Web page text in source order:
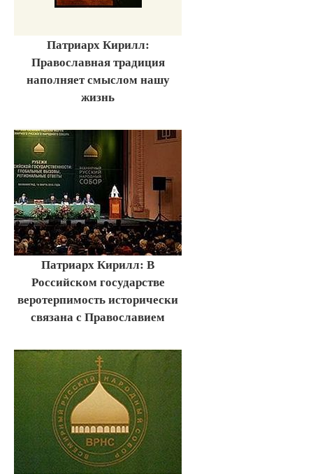
Патриарх Кирилл:
Православная традиция
наполняет смыслом нашу
жизнь
Патриарх Кирилл: В
Российском государстве
веротерпимость исторически
связана с Православием